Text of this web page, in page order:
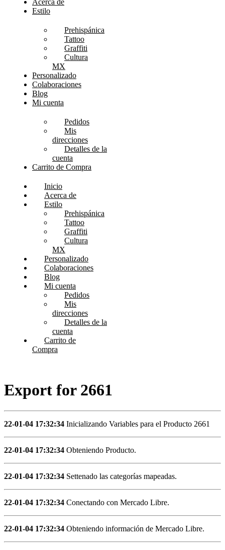
Acerca de
Estilo
Prehispánica
Tattoo
Graffiti
Cultura
MX
Personalizado
Colaboraciones
Blog
Mi cuenta
Pedidos
Mis
direcciones
Detalles de la
cuenta
Carrito de Compra
Inicio
Acerca de
Estilo
Prehispánica
Tattoo
Graffiti
Cultura
MX
Personalizado
Colaboraciones
Blog
Mi cuenta
Pedidos
Mis
direcciones
Detalles de la
cuenta
Carrito de
Compra
Export for 2661
22-01-04 17:32:34 Inicializando Variables para el Producto 2661
22-01-04 17:32:34 Obteniendo Producto.
22-01-04 17:32:34 Settenado las categorías mapeadas.
22-01-04 17:32:34 Conectando con Mercado Libre.
22-01-04 17:32:34 Obteniendo información de Mercado Libre.